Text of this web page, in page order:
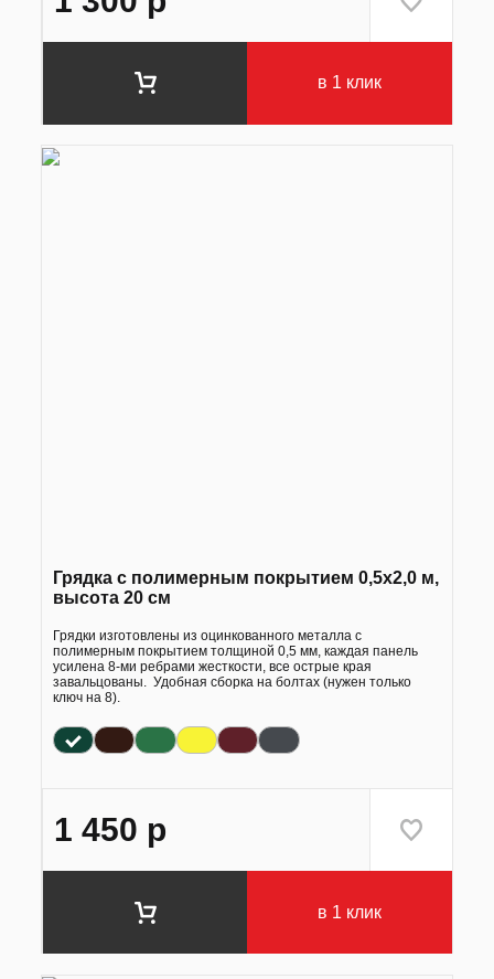
в 1 клик
Грядка с полимерным покрытием 0,5х2,0 м,
высота 20 см
Грядки изготовлены из оцинкованного металла с
полимерным покрытием толщиной 0,5 мм, каждая панель
усилена 8-ми ребрами жесткости, все острые края
завальцованы. Удобная сборка на болтах (нужен только
ключ на 8).
1 450 р
в 1 клик